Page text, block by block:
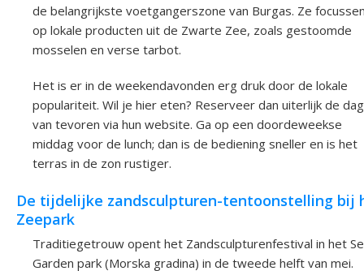
de belangrijkste voetgangerszone van Burgas. Ze
op lokale producten uit de Zwarte Zee, zoals gestoomde
mosselen en verse tarbot.
Het is er in de weekendavonden erg druk door de lokale
populariteit. Wil je hier eten? Reserveer dan uiterlijk de dag
van tevoren via hun website. Ga op een doordeweekse
middag voor de lunch; dan is de bediening sneller en is het
terras in de zon rustiger.
De tijdelijke zandsculpturen-tentoonstelling bij
Zeepark
Traditiegetrouw opent het Zandsculpturenfestival in het
Garden park (Morska gradina) in de tweede helft van mei.